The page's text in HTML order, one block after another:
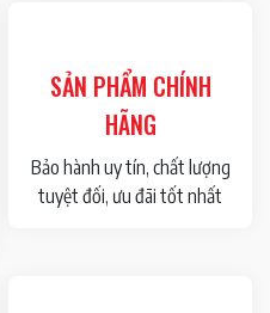
SẢN PHẨM CHÍNH
HÃNG
Bảo hành uy tín, chất lượng
tuyệt đối, ưu đãi tốt nhất